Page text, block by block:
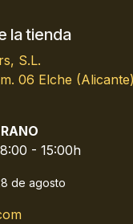
la tienda
S.L.
06 Elche (Alicante)
- 15:00h
de agosto